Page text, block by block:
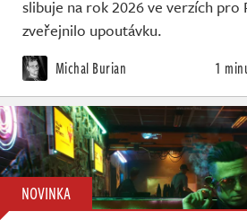
slibuje na rok 2026 ve verzích pro
zveřejnilo upoutávku.
Michal Burian 1
NOVINKA